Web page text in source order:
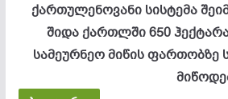
ქართულენოვანი სისტემა
შიდა ქართლში 650
სამეურნეო მიწის ფართობზე